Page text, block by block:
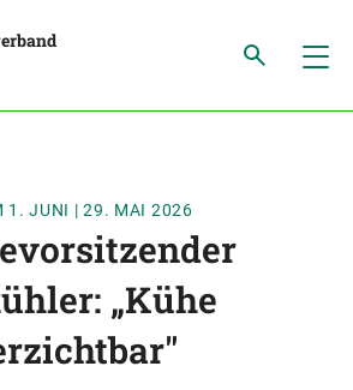
1. JUNI |29. MAI 2026
„Kühe